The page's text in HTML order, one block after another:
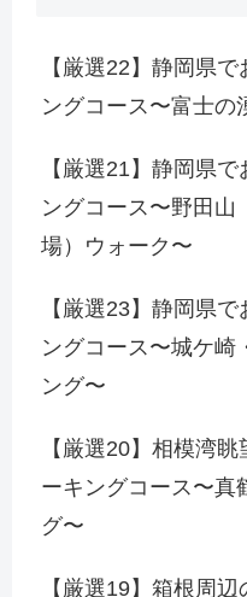
【厳選22】静岡県
ングコース〜富士の
【厳選21】静岡県
ングコース〜野田山
場）ウォーク〜
【厳選23】静岡県
ングコース〜城ケ崎
ング〜
【厳選20】相模湾
ーキングコース〜真
グ〜
【厳選19】箱根周